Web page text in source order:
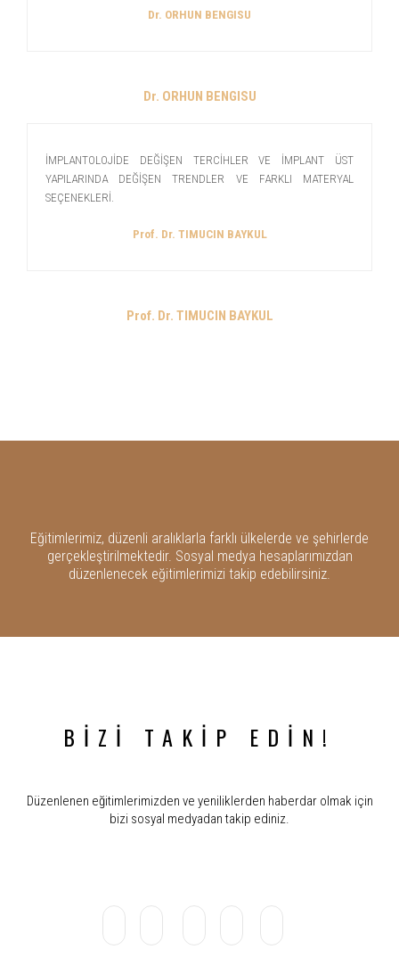
Dr. ORHUN BENGISU
Dr. ORHUN BENGISU
İMPLANTOLOJİDE DEĞİŞEN TERCİHLER VE İMPLANT ÜST
YAPILARINDA DEĞİŞEN TRENDLER VE FARKLI MATERYAL
SEÇENEKLERİ.
Prof. Dr. TIMUCIN BAYKUL
Prof. Dr. TIMUCIN BAYKUL
Eğitimlerimiz, düzenli aralıklarla farklı ülkelerde ve şehirlerde
gerçekleştirilmektedir. Sosyal medya hesaplarımızdan
düzenlenecek eğitimlerimizi takip edebilirsiniz.
BİZİ TAKİP EDİN!
Düzenlenen eğitimlerimizden ve yeniliklerden haberdar olmak için
bizi sosyal medyadan takip ediniz.